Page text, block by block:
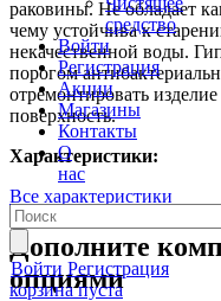
средство
Войти
Регистрация
Акции
Магазины
Контакты
О
нас
Войти Регистрация
корзина пуста
раковины. Не обладает
чему устойчива к
некачественной воды.
порогом
отремонтировать
поверхность.
Характеристики:
Все характеристики
Дополните
опциями